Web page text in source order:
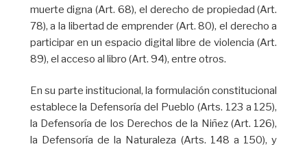
muerte digna (Art. 68), el derecho de propiedad (Art.
78), a la libertad de emprender (Art. 80), el derecho a
participar en un espacio digital libre de violencia (Art.
89), el acceso al libro (Art. 94), entre otros.
En su parte institucional, la formulación constitucional
establece la Defensoría del Pueblo (Arts. 123 a 125),
la Defensoría de los Derechos de la Niñez (Art. 126),
la Defensoría de la Naturaleza (Arts. 148 a 150), y